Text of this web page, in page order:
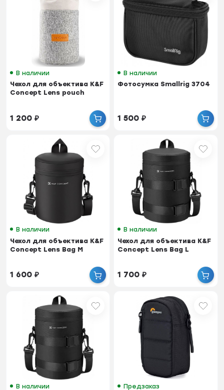
В наличии
Чехол для объектива K&F
Concept Lens pouch
1 200₽
В наличии
Фотосумка Smallrig 3704
1 500₽
В наличии
Чехол для объектива K&F
Concept Lens Bag M
1 600₽
В наличии
Чехол для объектива K&F
Concept Lens Bag L
1 700₽
В наличии Предзаказ